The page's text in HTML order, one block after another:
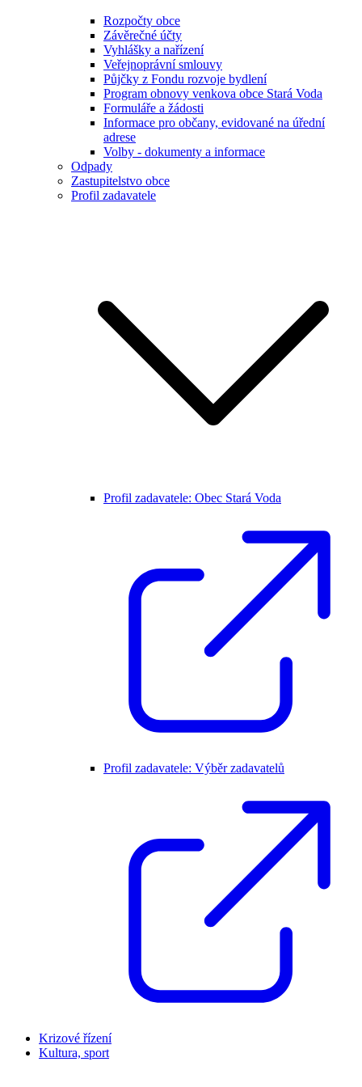
Rozpočty obce
Závěrečné účty
Vyhlášky a nařízení
Veřejnoprávní smlouvy
Půjčky z Fondu rozvoje bydlení
Program obnovy venkova obce Stará Voda
Formuláře a žádosti
Informace pro občany, evidované na úřední
adrese
Volby - dokumenty a informace
Odpady
Zastupitelstvo obce
Profil zadavatele
Profil zadavatele: Obec Stará Voda
Profil zadavatele: Výběr zadavatelů
Krizové řízení
Kultura, sport